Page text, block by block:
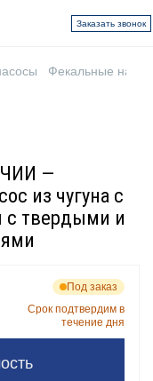
Заказать звонок
Фекальные
—
из чугуна с
с твердыми и
Под заказ
Срок подтвердим в
течение дня